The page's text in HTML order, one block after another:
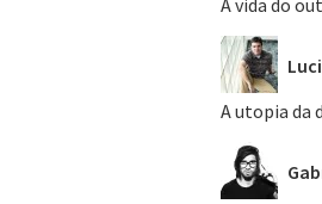
A vida do
A utopia da